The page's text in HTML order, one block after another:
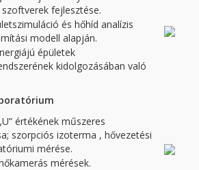
fejlesztése.
és hőhíd analízis
modell alapján.
épületek
kidolgozásában való
értékének műszeres
szorpciós izoterma , hővezetési
mérése.
mérések.